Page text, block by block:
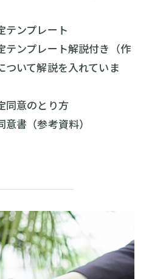
ンプレート
ンプレート解説付き（作
いて解説を入れていま
同意のとり方
書（参考資料）